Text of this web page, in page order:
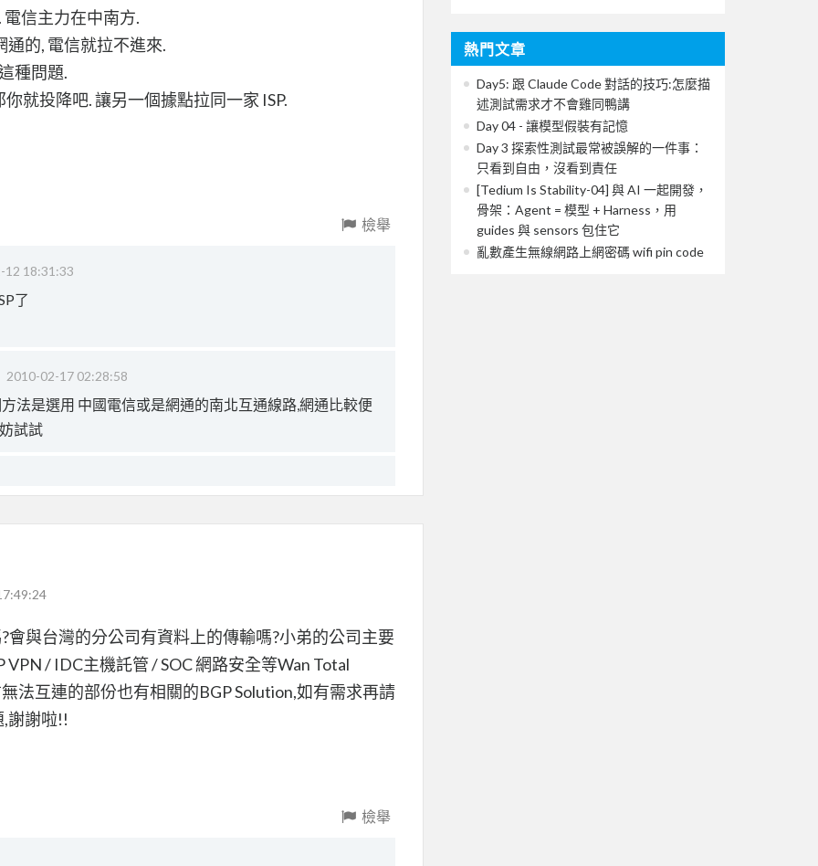
信主力在中南方.
的, 電信就拉不進來.
種問題.
就投降吧. 讓另一個據點拉同一家 ISP.
檢舉
12 18:31:33
了
2010-02-17 02:28:58
法是選用 中國電信或是網通的南北互通線路,網通比較便
試試
與台灣的分公司有資料上的傳輸嗎?小弟的公司主要
/ IDC主機託管 / SOC 網路安全等Wan Total
法互連的部份也有相關的BGP Solution,如有需求再請
謝謝啦!!
檢舉
熱門文章
Day5: 跟 Claude Code 對話的技巧:怎麼描
述測試需求才不會雞同鴨講
Day 04 - 讓模型假裝有記憶
Day 3 探索性測試最常被誤解的一件事：
只看到自由，沒看到責任
[Tedium Is Stability-04] 與 AI 一起開發，
骨架：Agent = 模型 + Harness，用
guides 與 sensors 包住它
亂數產生無線網路上網密碼 wifi pin code